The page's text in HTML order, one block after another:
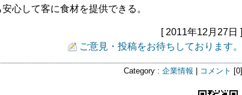
心して客に食材を提供できる。
[ 2011年12月27日 ]
ご意見・投稿をお待ちしております。
Category : 企業情報 コメント [0]